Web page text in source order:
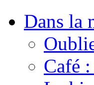
Dans la
Café